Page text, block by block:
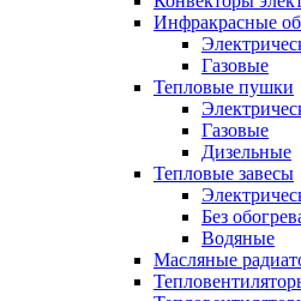
Инфракрасные
Газовые
Тепловые пушки
Газовые
Дизельные
Тепловые завесы
Без
Водяные
Масляные